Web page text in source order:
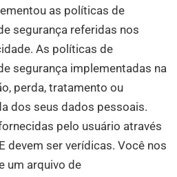
as políticas de
segurança referidas nos
As políticas de
segurança implementadas na
perda, tratamento ou
dos seus dados pessoais.
pelo usuário através
devem ser verídicas. Você nos
um arquivo de